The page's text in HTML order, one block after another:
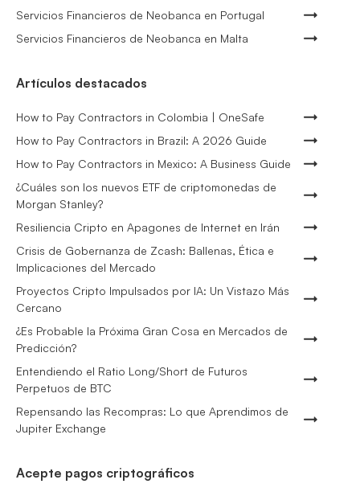
Servicios Financieros de Neobanca en Portugal
Servicios Financieros de Neobanca en Malta
Artículos destacados
How to Pay Contractors in Colombia | OneSafe
How to Pay Contractors in Brazil: A 2026 Guide
How to Pay Contractors in Mexico: A Business Guide
¿Cuáles son los nuevos ETF de criptomonedas de
Morgan Stanley?
Resiliencia Cripto en Apagones de Internet en Irán
Crisis de Gobernanza de Zcash: Ballenas, Ética e
Implicaciones del Mercado
Proyectos Cripto Impulsados por IA: Un Vistazo Más
Cercano
¿Es Probable la Próxima Gran Cosa en Mercados de
Predicción?
Entendiendo el Ratio Long/Short de Futuros
Perpetuos de BTC
Repensando las Recompras: Lo que Aprendimos de
Jupiter Exchange
Acepte pagos criptográficos